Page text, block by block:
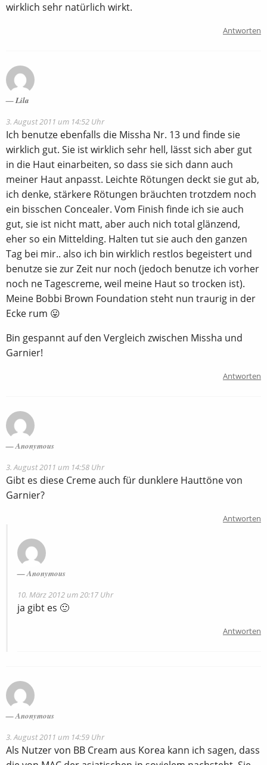
wirklich sehr natürlich wirkt.
Antworten
Lila
3. August 2011 um 14:52 Uhr
Ich benutze ebenfalls die Missha Nr. 13 und finde sie
wirklich gut. Sie ist wirklich sehr hell, lässt sich aber gut
in die Haut einarbeiten, so dass sie sich dann auch
meiner Haut anpasst. Leichte Rötungen deckt sie gut ab,
ich denke, stärkere Rötungen bräuchten trotzdem noch
ein bisschen Concealer. Vom Finish finde ich sie auch
gut, sie ist nicht matt, aber auch nich total glänzend,
eher so ein Mittelding. Halten tut sie auch den ganzen
Tag bei mir.. also ich bin wirklich restlos begeistert und
benutze sie zur Zeit nur noch (jedoch benutze ich vorher
noch ne Tagescreme, weil meine Haut so trocken ist).
Meine Bobbi Brown Foundation steht nun traurig in der
Ecke rum 😛
Bin gespannt auf den Vergleich zwischen Missha und
Garnier!
Antworten
Anonymous
3. August 2011 um 14:58 Uhr
Gibt es diese Creme auch für dunklere Hauttöne von
Garnier?
Antworten
Anonymous
10. März 2012 um 20:17 Uhr
ja gibt es 🙂
Antworten
Anonymous
3. August 2011 um 14:59 Uhr
Als Nutzer von BB Cream aus Korea kann ich sagen, dass